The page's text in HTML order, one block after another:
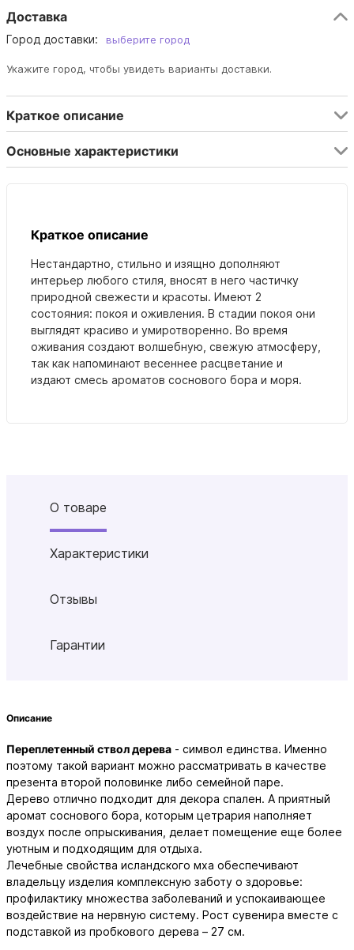
Доставка
Город доставки: выберите город
Укажите город, чтобы увидеть варианты доставки.
Краткое описание
Основные характеристики
Краткое описание
Нестандартно, стильно и изящно дополняют
интерьер любого стиля, вносят в него частичку
природной свежести и красоты. Имеют 2
состояния: покоя и оживления. В стадии покоя они
выглядят красиво и умиротворенно. Во время
оживания создают волшебную, свежую атмосферу,
так как напоминают весеннее расцветание и
издают смесь ароматов соснового бора и моря.
О товаре
Характеристики
Отзывы
Гарантии
Описание
Переплетенный ствол дерева - символ единства. Именно
поэтому такой вариант можно рассматривать в качестве
презента второй половинке либо семейной паре.
Дерево отлично подходит для декора спален. А приятный
аромат соснового бора, которым цетрария наполняет
воздух после опрыскивания, делает помещение еще более
уютным и подходящим для отдыха.
Лечебные свойства исландского мха обеспечивают
владельцу изделия комплексную заботу о здоровье:
профилактику множества заболеваний и успокаивающее
воздействие на нервную систему. Рост сувенира вместе с
подставкой из пробкового дерева – 27 см.